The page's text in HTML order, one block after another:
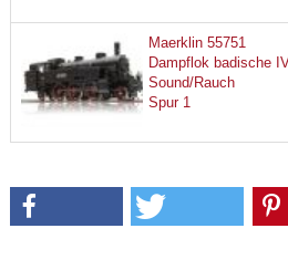
Maerklin 55751
Dampflok badische
Sound/Rauch
Spur 1